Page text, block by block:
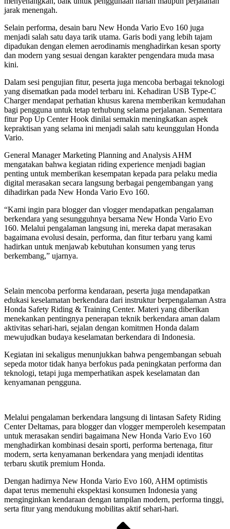
jarak menengah.
Selain performa, desain baru New Honda Vario Evo 160 juga
menjadi salah satu daya tarik utama. Garis bodi yang lebih tajam
dipadukan dengan elemen aerodinamis menghadirkan kesan sporty
dan modern yang sesuai dengan karakter pengendara muda masa
kini.
Dalam sesi pengujian fitur, peserta juga mencoba berbagai teknologi
yang disematkan pada model terbaru ini. Kehadiran USB Type-C
Charger mendapat perhatian khusus karena memberikan kemudahan
bagi pengguna untuk tetap terhubung selama perjalanan. Sementara
fitur Pop Up Center Hook dinilai semakin meningkatkan aspek
kepraktisan yang selama ini menjadi salah satu keunggulan Honda
Vario.
General Manager Marketing Planning and Analysis AHM
mengatakan bahwa kegiatan riding experience menjadi bagian
penting untuk memberikan kesempatan kepada para pelaku media
digital merasakan secara langsung berbagai pengembangan yang
dihadirkan pada New Honda Vario Evo 160.
“Kami ingin para blogger dan vlogger mendapatkan pengalaman
berkendara yang sesungguhnya bersama New Honda Vario Evo
160. Melalui pengalaman langsung ini, mereka dapat merasakan
bagaimana evolusi desain, performa, dan fitur terbaru yang kami
hadirkan untuk menjawab kebutuhan konsumen yang terus
berkembang,” ujarnya.
Selain mencoba performa kendaraan, peserta juga mendapatkan
edukasi keselamatan berkendara dari instruktur berpengalaman Astra
Honda Safety Riding & Training Center. Materi yang diberikan
menekankan pentingnya penerapan teknik berkendara aman dalam
aktivitas sehari-hari, sejalan dengan komitmen Honda dalam
mewujudkan budaya keselamatan berkendara di Indonesia.
Kegiatan ini sekaligus menunjukkan bahwa pengembangan sebuah
sepeda motor tidak hanya berfokus pada peningkatan performa dan
teknologi, tetapi juga memperhatikan aspek keselamatan dan
kenyamanan pengguna.
Melalui pengalaman berkendara langsung di lintasan Safety Riding
Center Deltamas, para blogger dan vlogger memperoleh kesempatan
untuk merasakan sendiri bagaimana New Honda Vario Evo 160
menghadirkan kombinasi desain sporti, performa bertenaga, fitur
modern, serta kenyamanan berkendara yang menjadi identitas
terbaru skutik premium Honda.
Dengan hadirnya New Honda Vario Evo 160, AHM optimistis
dapat terus memenuhi ekspektasi konsumen Indonesia yang
menginginkan kendaraan dengan tampilan modern, performa tinggi,
serta fitur yang mendukung mobilitas aktif sehari-hari.